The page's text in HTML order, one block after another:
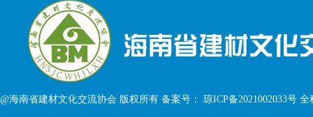
@海南省建材文化交流协会 版权所有 备案号： 琼ICP备2021002033号 全